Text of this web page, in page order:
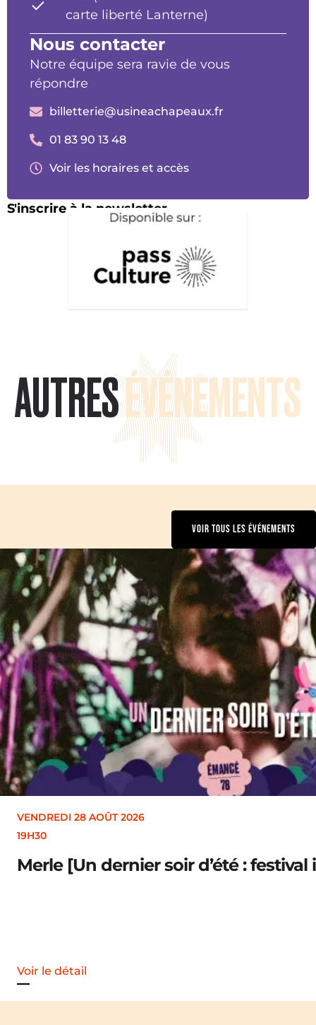
carte liberté Lanterne)
Nous contacter
Notre équipe sera ravie de vous
répondre
billetterie@usineachapeaux.fr
01 83 90 13 48
Voir les horaires et accès
S'inscrire à la newsletter
AUTRESÉVÉNEMENTS
VOIR TOUS LES ÉVÉNEMENTS
VENDREDI 28 AOÛT 2026
19H30
Merle [Un dernier soir d’été :
Voir le détail